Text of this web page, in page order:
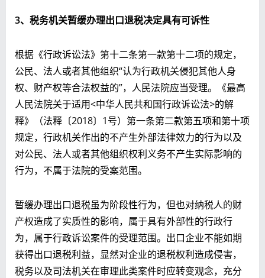
3、税务机关暂缓办理出口退税决定具有可诉性
根据《行政诉讼法》第十二条第一款第十二项的规定，
公民、法人或者其他组织“认为行政机关侵犯其他人身
权、财产权等合法权益的”，人民法院应当受理。《最高
人民法院关于适用<中华人民共和国行政诉讼法>的解
释》（法释〔2018〕1号）第一条第二款第五项和第十项
规定，行政机关作出的不产生外部法律效力的行为以及
对公民、法人或者其他组织权利义务不产生实际影响的
行为，不属于法院的受案范围。
暂缓办理出口退税虽为阶段性行为，但也对纳税人的财
产权造成了实质性的影响，属于具有外部性的行政行
为，属于行政诉讼案件的受理范围。出口企业不能如期
获得出口退税利益，显然对企业的退税权利造成侵害，
税务以及司法机关在审理此类案件时应转变观念，充分